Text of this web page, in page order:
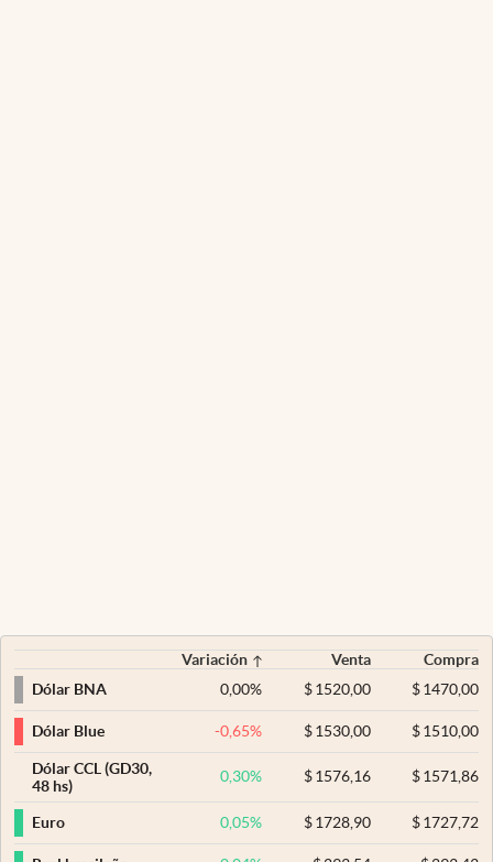
Variación Venta
Compra
Dólar BNA
0,00% $ 1520,00 $1470,00
Dólar Blue -0,65% $ 1530,00 $1510,00
Dólar CCL (GD30,
48 hs)
0,30% $ 1576,16 $1571,86
Euro 0,05% $ 1728,90 $1727,72